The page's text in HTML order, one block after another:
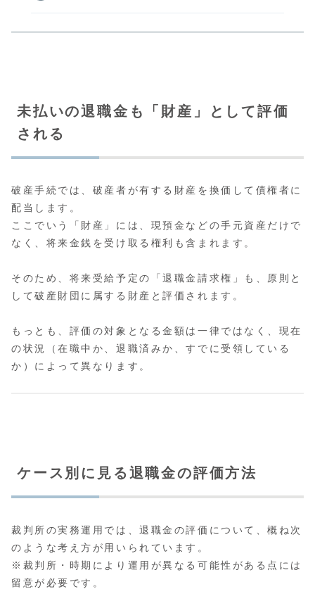
未払いの退職金も「財産」として評価
される
破産手続では、破産者が有する財産を換価して債権者に
配当します。
ここでいう「財産」には、現預金などの手元資産だけで
なく、将来金銭を受け取る権利も含まれます。
そのため、将来受給予定の「退職金請求権」も、原則と
して破産財団に属する財産と評価されます。
もっとも、評価の対象となる金額は一律ではなく、現在
の状況（在職中か、退職済みか、すでに受領している
か）によって異なります。
ケース別に見る退職金の評価方法
裁判所の実務運用では、退職金の評価について、概ね次
のような考え方が用いられています。
※裁判所・時期により運用が異なる可能性がある点には
留意が必要です。